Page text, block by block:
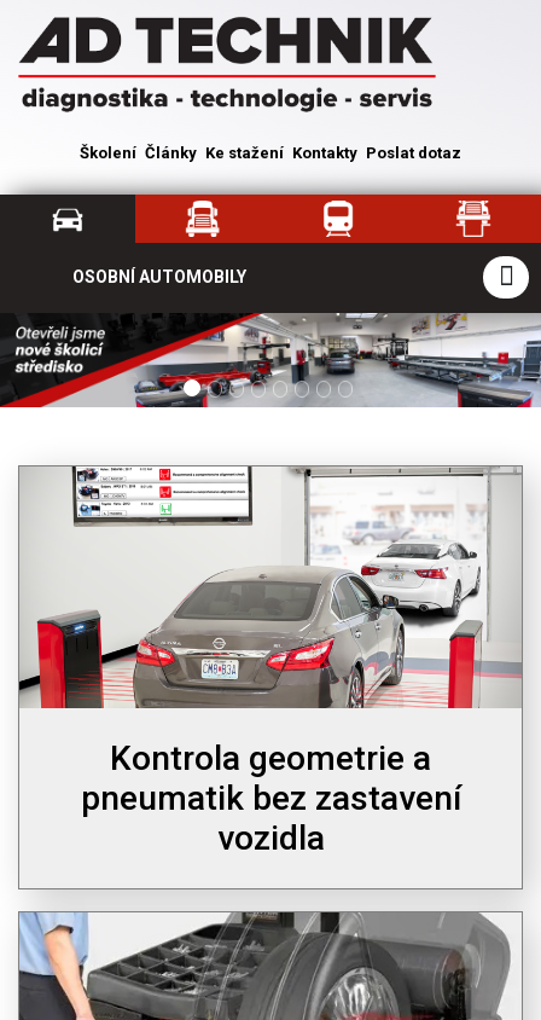
Školení Články Ke stažení Kontakty Poslat dotaz
OSOBNÍ AUTOMOBILY
Kontrola geometrie a
pneumatik bez zastavení
vozidla